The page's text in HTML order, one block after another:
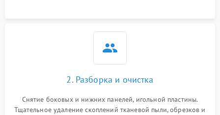
2. Разборка и очистка
Снятие боковых и нижних панелей, игольной пластины.
Тщательное удаление скоплений тканевой пыли, обрезков и